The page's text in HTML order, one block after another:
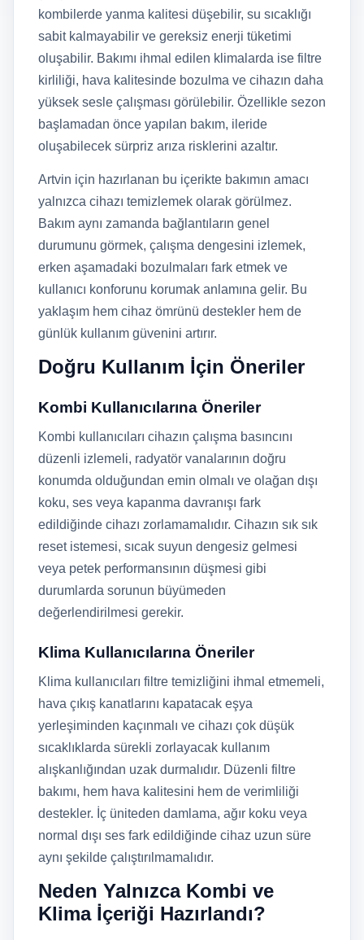
kombilerde yanma kalitesi düşebilir, su sıcaklığı
sabit kalmayabilir ve gereksiz enerji tüketimi
oluşabilir. Bakımı ihmal edilen klimalarda ise filtre
kirliliği, hava kalitesinde bozulma ve cihazın daha
yüksek sesle çalışması görülebilir. Özellikle sezon
başlamadan önce yapılan bakım, ileride
oluşabilecek sürpriz arıza risklerini azaltır.
Artvin için hazırlanan bu içerikte bakımın amacı
yalnızca cihazı temizlemek olarak görülmez.
Bakım aynı zamanda bağlantıların genel
durumunu görmek, çalışma dengesini izlemek,
erken aşamadaki bozulmaları fark etmek ve
kullanıcı konforunu korumak anlamına gelir. Bu
yaklaşım hem cihaz ömrünü destekler hem de
günlük kullanım güvenini artırır.
Doğru Kullanım İçin Öneriler
Kombi Kullanıcılarına Öneriler
Kombi kullanıcıları cihazın çalışma basıncını
düzenli izlemeli, radyatör vanalarının doğru
konumda olduğundan emin olmalı ve olağan dışı
koku, ses veya kapanma davranışı fark
edildiğinde cihazı zorlamamalıdır. Cihazın sık sık
reset istemesi, sıcak suyun dengesiz gelmesi
veya petek performansının düşmesi gibi
durumlarda sorunun büyümeden
değerlendirilmesi gerekir.
Klima Kullanıcılarına Öneriler
Klima kullanıcıları filtre temizliğini ihmal etmemeli,
hava çıkış kanatlarını kapatacak eşya
yerleşiminden kaçınmalı ve cihazı çok düşük
sıcaklıklarda sürekli zorlayacak kullanım
alışkanlığından uzak durmalıdır. Düzenli filtre
bakımı, hem hava kalitesini hem de verimliliği
destekler. İç üniteden damlama, ağır koku veya
normal dışı ses fark edildiğinde cihaz uzun süre
aynı şekilde çalıştırılmamalıdır.
Neden Yalnızca Kombi ve
Klima İçeriği Hazırlandı?